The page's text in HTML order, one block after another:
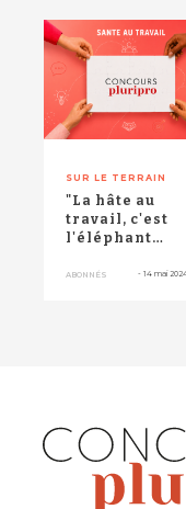
SUR LE TERRAIN
"La hâte au
travail, c'est
l'éléphant
entretien avec
ABONNÉS - 14 mai